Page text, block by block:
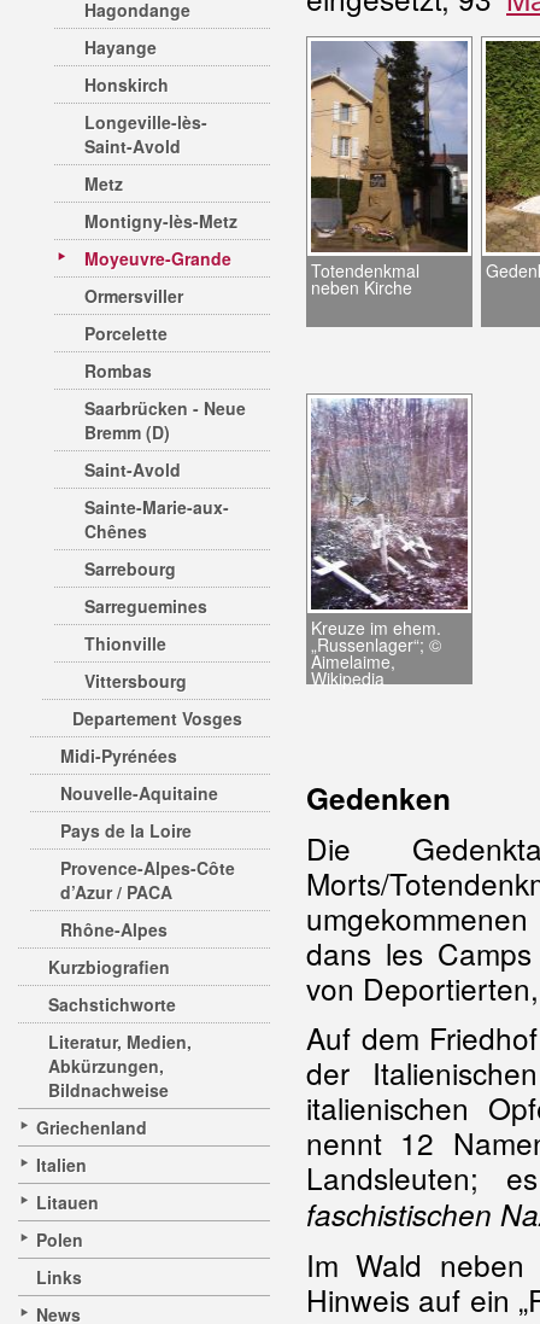
Hagondange
Hayange
Honskirch
Longeville-lès-
Saint-Avold
Metz
Montigny-lès-Metz
Moyeuvre-Grande
Ormersviller
Porcelette
Rombas
Saarbrücken - Neue
Bremm (D)
Saint-Avold
Sainte-Marie-aux-
Chênes
Sarrebourg
Sarreguemines
Thionville
Vittersbourg
Departement Vosges
Midi-Pyrénées
Nouvelle-Aquitaine
Pays de la Loire
Provence-Alpes-Côte
d’Azur / PACA
Rhône-Alpes
Kurzbiografien
Sachstichworte
Literatur, Medien,
Abkürzungen,
Bildnachweise
Griechenland
Italien
Litauen
Polen
Links
News
Totendenkmal
neben Kirche
Kreuze im ehem.
„Russenlager“; ©
Aimelaime,
Wikipedia
Gedenken
Die
Morts/
dans les
von
Auf dem
der
italienischen
nennt 12
Landsleuten;
faschistischen
Im Wald neben
Hinweis auf ein